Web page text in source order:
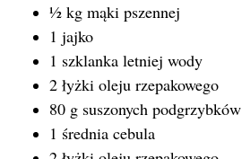
½ kg mąki pszennej
1 jajko
1 szklanka letniej wody
2 łyżki oleju rzepakowego
80 g suszonych podgrzybków
1 średnia cebula